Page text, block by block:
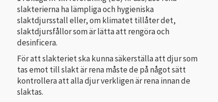
slakterierna ha lämpliga och hygieniska
slaktdjursstall eller, om klimatet tillåter det,
slaktdjursfållor som är lätta att rengöra och
desinficera.
För att slakteriet ska kunna säkerställa att djur som
tas emot till slakt är rena måste de på något sätt
kontrollera att alla djur verkligen är rena innan de
slaktas.